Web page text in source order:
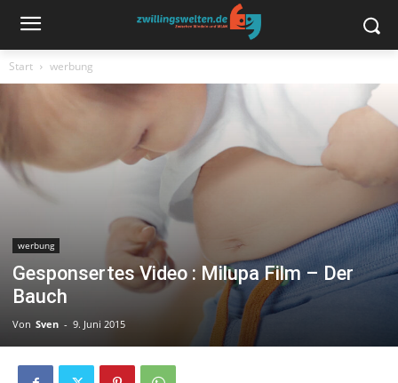
Start werbung
werbung
Gesponsertes Video : Milupa Film – Der
Bauch
Von Sven - 9. Juni 2015